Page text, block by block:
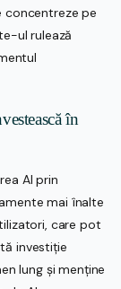
concentreze pe
ul rulează
în
AI prin
mai înalte
care pot
investiție
lung și menține